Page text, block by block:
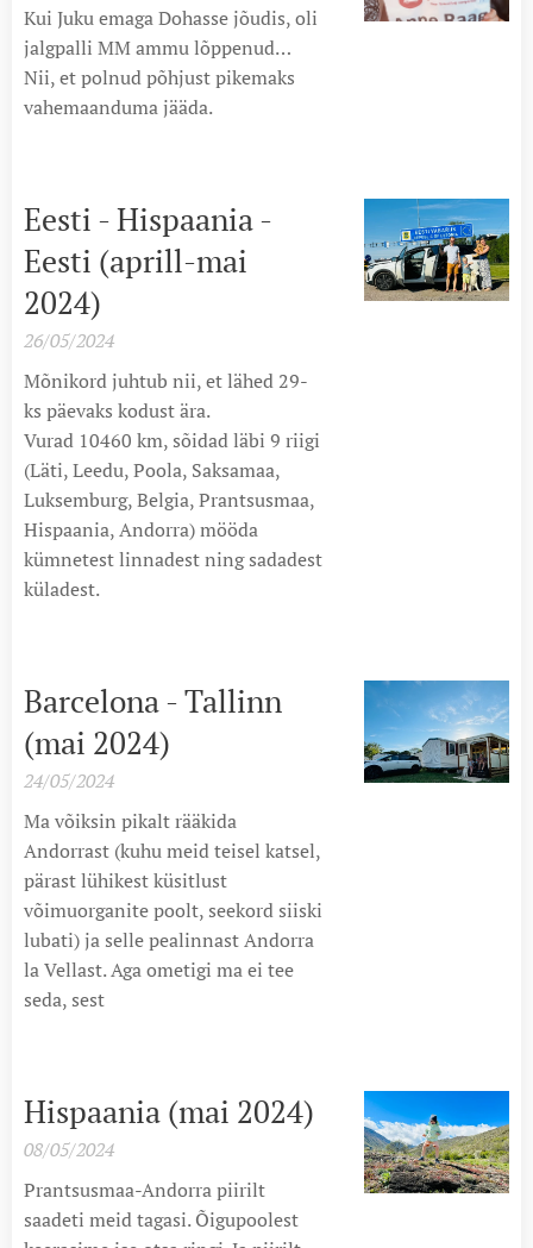
Kui Juku emaga Dohasse jõudis, oli
jalgpalli MM ammu lõppenud…
Nii, et polnud põhjust pikemaks
vahemaanduma jääda.
Eesti - Hispaania -
Eesti (aprill-mai
2024)
26/05/2024
Mõnikord juhtub nii, et lähed 29-
ks päevaks kodust ära.
Vurad 10460 km, sõidad läbi 9 riigi
(Läti, Leedu, Poola, Saksamaa,
Luksemburg, Belgia, Prantsusmaa,
Hispaania, Andorra) mööda
kümnetest linnadest ning sadadest
küladest.
Barcelona - Tallinn
(mai 2024)
24/05/2024
Ma võiksin pikalt rääkida
Andorrast (kuhu meid teisel katsel,
pärast lühikest küsitlust
võimuorganite poolt, seekord siiski
lubati) ja selle pealinnast Andorra
la Vellast. Aga ometigi ma ei tee
seda, sest
Hispaania (mai 2024)
08/05/2024
Prantsusmaa-Andorra piirilt
saadeti meid tagasi. Õigupoolest